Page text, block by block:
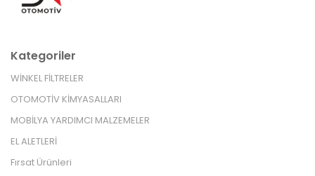
Kategoriler
WİNKEL FİLTRELER
OTOMOTİV KİMYASALLARI
MOBİLYA YARDIMCI MALZEMELER
EL ALETLERİ
Fırsat Ürünleri